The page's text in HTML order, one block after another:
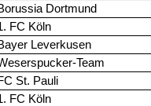
Dortmund
FC Köln
Leverkusen
Team
St. Pauli
FC Köln